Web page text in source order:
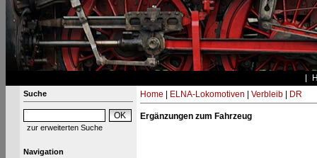
Suche
zur erweiterten Suche
Navigation
Home ELNA-Lokomotiven Verbleib| DR
Ergänzungen zum Fahrzeug